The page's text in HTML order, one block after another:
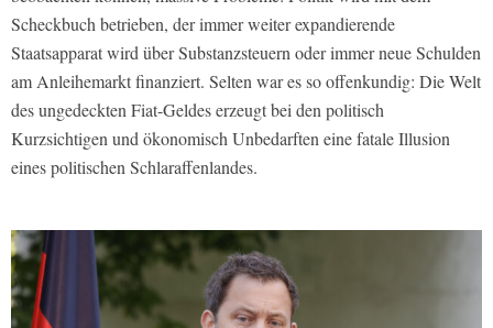
Scheckbuch betrieben, der immer weiter expandierende
Staatsapparat wird über Substanzsteuern oder immer neue Schulden
am Anleihemarkt finanziert. Selten war es so offenkundig: Die Welt
des ungedeckten Fiat-Geldes erzeugt bei den politisch
Kurzsichtigen und ökonomisch Unbedarften eine fatale Illusion
eines politischen Schlaraffenlandes.